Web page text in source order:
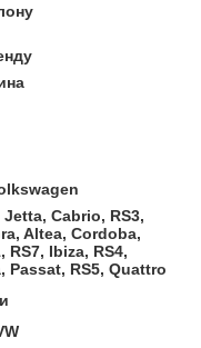
Cabrio, RS3,
Altea, Cordoba,
RS7, Ibiza, RS4,
Passat, RS5, Quattro